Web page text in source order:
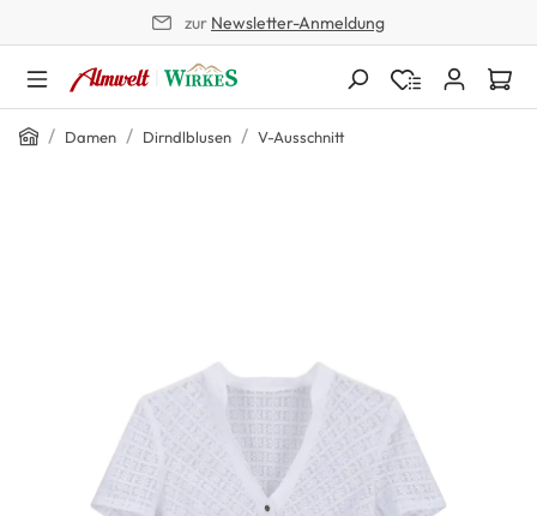
zur Newsletter-Anmeldung
Home
/ Damen / Dirndlblusen / V-Ausschnitt